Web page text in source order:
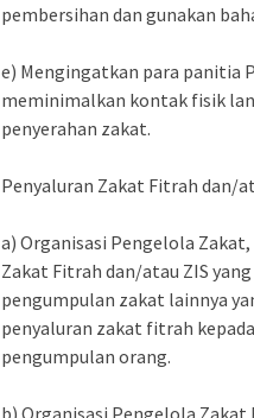
pembersihan dan gunakan
e) Mengingatkan para panitia
meminimalkan kontak fisik
penyerahan zakat.
Penyaluran Zakat Fitrah dan/
a) Organisasi Pengelola
Zakat Fitrah dan/atau ZIS
pengumpulan zakat lainnya
penyaluran zakat fitrah
pengumpulan orang.
b) Organisasi Pengelola